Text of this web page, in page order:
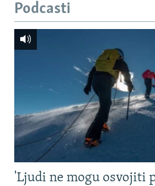
Podcasti
'Ljudi ne mogu osvojiti